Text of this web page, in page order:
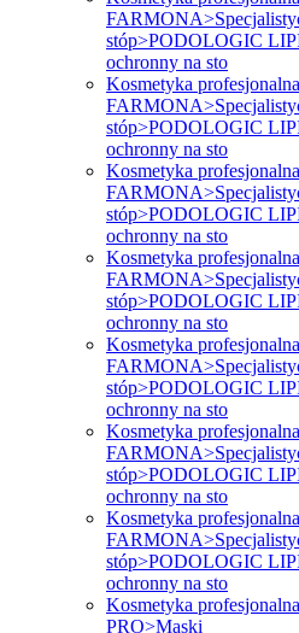
stóp>PODOLOGIC
ochronny na sto
Kosmetyka
stóp>PODOLOGIC
ochronny na sto
Kosmetyka
stóp>PODOLOGIC
ochronny na sto
Kosmetyka
stóp>PODOLOGIC
ochronny na sto
Kosmetyka
stóp>PODOLOGIC
ochronny na sto
Kosmetyka
stóp>PODOLOGIC
ochronny na sto
Kosmetyka
stóp>PODOLOGIC
ochronny na sto
Kosmetyka
PRO>Maski